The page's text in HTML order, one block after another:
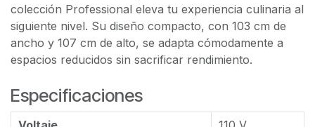
colección Professional eleva tu experiencia culinaria al
siguiente nivel. Su diseño compacto, con 103 cm de
ancho y 107 cm de alto, se adapta cómodamente a
espacios reducidos sin sacrificar rendimiento.
Especificaciones